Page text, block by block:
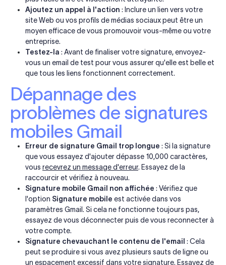
Ajoutez un appel à l'action : Inclure un lien vers votre
site Web ou vos profils de médias sociaux peut être un
moyen efficace de vous promouvoir vous-même ou votre
entreprise.
Testez-la : Avant de finaliser votre signature, envoyez-
vous un email de test pour vous assurer qu'elle est belle et
que tous les liens fonctionnent correctement.
Dépannage des
problèmes de signatures
mobiles Gmail
Erreur de signature Gmail trop longue : Si la signature
que vous essayez d'ajouter dépasse 10,000 caractères,
vous recevrez un message d'erreur. Essayez de la
raccourcir et vérifiez à nouveau.
Signature mobile Gmail non affichée : Vérifiez que
l'option Signature mobile est activée dans vos
paramètres Gmail. Si cela ne fonctionne toujours pas,
essayez de vous déconnecter puis de vous reconnecter à
votre compte.
Signature chevauchant le contenu de l'email : Cela
peut se produire si vous avez plusieurs sauts de ligne ou
un espacement excessif dans votre signature. Essayez de